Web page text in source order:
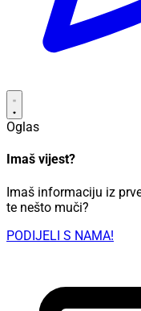
Oglas
Imaš vijest?
Imaš informaciju iz
te nešto muči?
PODIJELI S NAMA!